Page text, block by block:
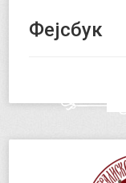
Фејсбук